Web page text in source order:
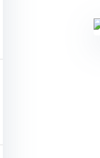
Akademia
Pełen